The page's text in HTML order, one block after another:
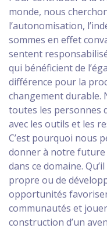
monde, nous
l’autonomisation,
sommes en effet
sentent
qui bénéficient de
différence pour la
changement durable.
toutes les personnes
avec les outils et les
C’est pourquoi nous
donner à notre future
dans ce domaine. Qu’il
propre ou de
opportunités
communautés et
construction d’un